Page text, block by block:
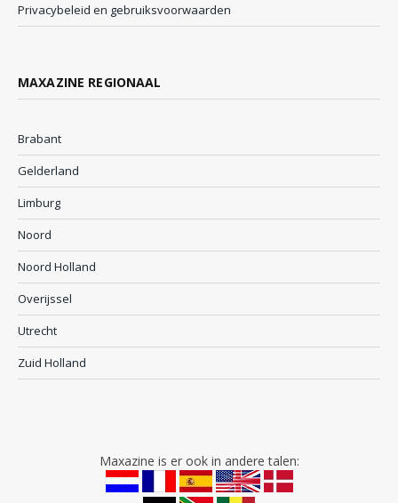
Privacybeleid en gebruiksvoorwaarden
MAXAZINE REGIONAAL
Brabant
Gelderland
Limburg
Noord
Noord Holland
Overijssel
Utrecht
Zuid Holland
Maxazine is er ook in andere talen: